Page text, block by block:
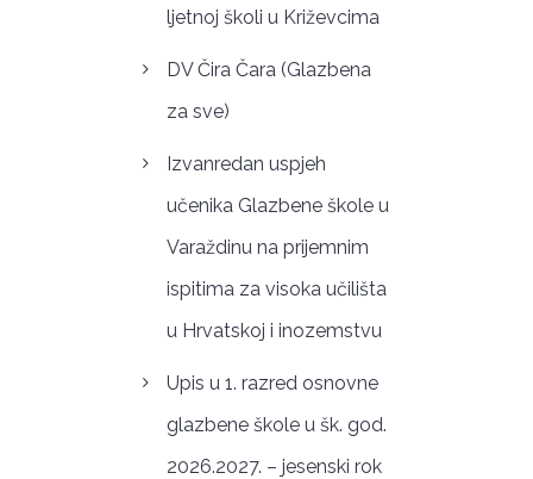
ljetnoj školi u Križevcima
DV Čira Čara (Glazbena
za sve)
Izvanredan uspjeh
učenika Glazbene škole u
Varaždinu na prijemnim
ispitima za visoka učilišta
u Hrvatskoj i inozemstvu
Upis u 1. razred osnovne
glazbene škole u šk. god.
2026.2027. – jesenski rok